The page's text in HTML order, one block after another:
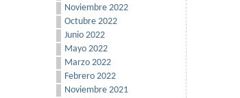
Noviembre 2022
Octubre 2022
Junio 2022
Mayo 2022
Marzo 2022
Febrero 2022
Noviembre 2021